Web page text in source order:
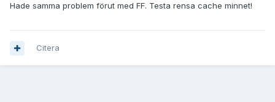
Hade samma problem förut med FF. Testa rensa cache minnet!
Citera